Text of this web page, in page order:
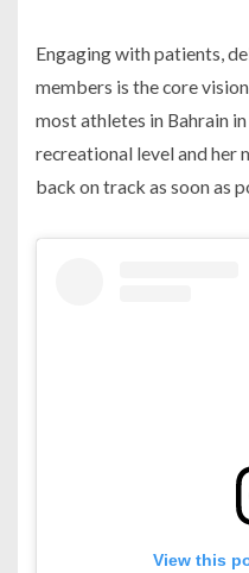
Engaging with patients,
members is the core
most athletes in Bahrain
recreational level and her
back on track as soon as
View this